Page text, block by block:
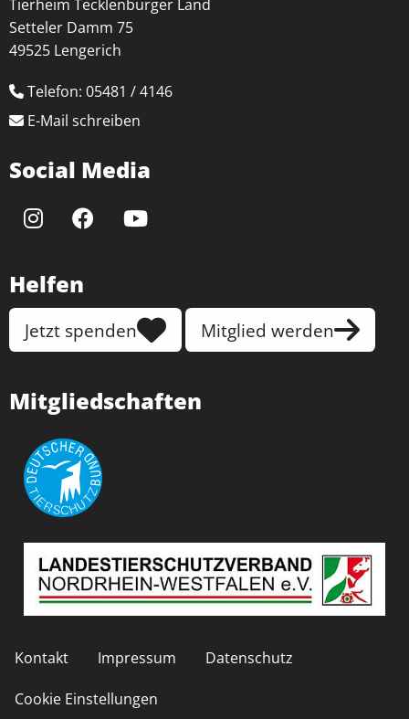
Tierheim Tecklenburger Land
Setteler Damm 75
49525 Lengerich
Telefon: 05481 / 4146
E-Mail schreiben
Social Media
Helfen
Jetzt spenden Mitglied werden
Mitgliedschaften
Kontakt Impressum Datenschutz
Cookie Einstellungen